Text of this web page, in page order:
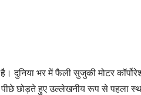
दुनिया भर में फैली सुजुकी मोटर
पीछे छोड़ते हुए उल्लेखनीय रूप से पहला